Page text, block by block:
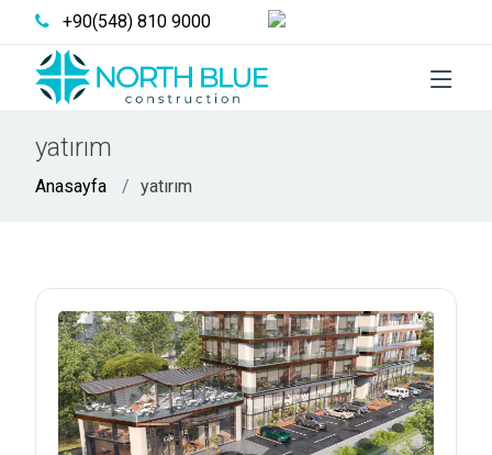
+90(548) 810 9000
yatırım
Anasayfa yatırım